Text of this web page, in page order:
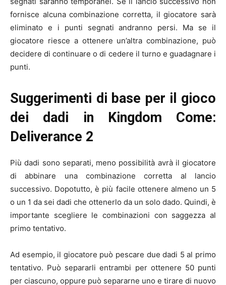
fornisce alcuna combinazione corretta, il giocatore sarà
eliminato e i punti segnati andranno persi. Ma se il
giocatore riesce a ottenere un’altra combinazione, può
decidere di continuare o di cedere il turno e guadagnare i
punti.
Suggerimenti di base per il gioco
dei dadi in Kingdom Come:
Deliverance 2
Più dadi sono separati, meno possibilità avrà il giocatore
di abbinare una combinazione corretta al lancio
successivo. Dopotutto, è più facile ottenere almeno un 5
o un 1 da sei dadi che ottenerlo da un solo dado. Quindi, è
importante scegliere le combinazioni con saggezza al
primo tentativo.
Ad esempio, il giocatore può pescare due dadi 5 al primo
tentativo. Può separarli entrambi per ottenere 50 punti
per ciascuno, oppure può separarne uno e tirare di nuovo